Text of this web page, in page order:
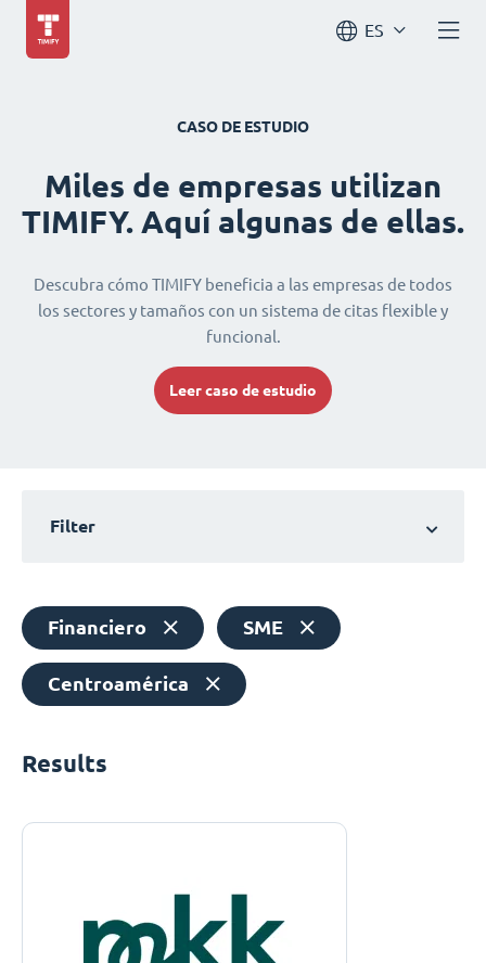
ES
CASO DE ESTUDIO
Miles de empresas utilizan
TIMIFY. Aquí algunas de ellas.
Descubra cómo TIMIFY beneficia a las empresas de todos
los sectores y tamaños con un sistema de citas flexible y
funcional.
Leer caso de estudio
Filter
Financiero SME
Centroamérica
Results